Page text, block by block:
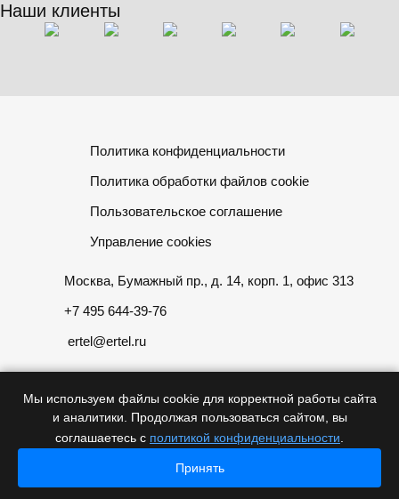
Главная Каталог Проекты Контакты
Главная Каталог Проекты Контакты
Наши клиенты
Политика конфиденциальности
Политика обработки файлов cookie
Пользовательское соглашение
Управление cookies
Москва, Бумажный пр., д. 14, корп. 1, офис 313
+7 495 644-39-76
ertel@ertel.ru
Информация размещенная на сайте не является публичной
офертой
© 2012 – 2026, ООО «Эртел»
Мы используем файлы cookie для корректной работы сайта
и аналитики. Продолжая пользоваться сайтом, вы
соглашаетесь с политикой конфиденциальности
Принять